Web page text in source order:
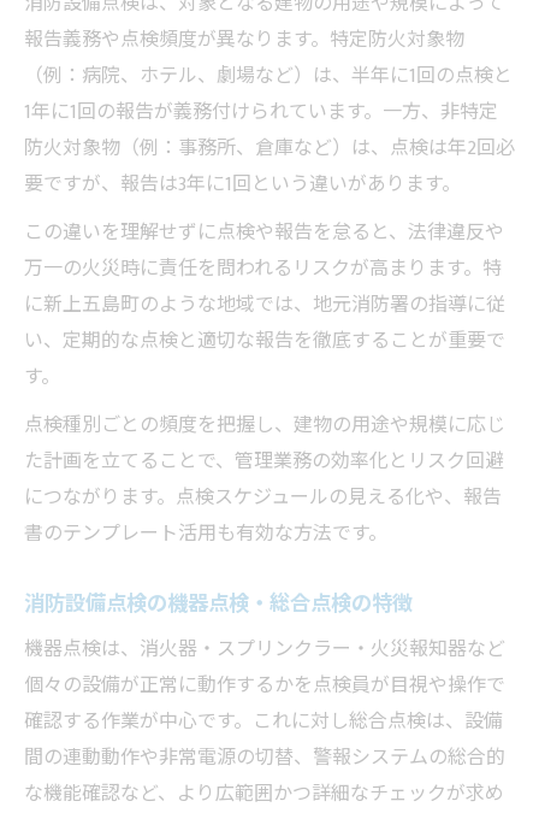
報告義務や点検頻度が異なります。特定防火対象物
（例：病院、ホテル、劇場など）は、半年に1回の点検と
1年に1回の報告が義務付けられています。一方、非特定
防火対象物（例：事務所、倉庫など）は、点検は年2回必
要ですが、報告は3年に1回という違いがあります。
この違いを理解せずに点検や報告を怠ると、法律違反や
万一の火災時に責任を問われるリスクが高まります。特
に新上五島町のような地域では、地元消防署の指導に従
い、定期的な点検と適切な報告を徹底することが重要で
す。
点検種別ごとの頻度を把握し、建物の用途や規模に応じ
た計画を立てることで、管理業務の効率化とリスク回避
につながります。点検スケジュールの見える化や、報告
書のテンプレート活用も有効な方法です。
消防設備点検の機器点検・総合点検の特徴
機器点検は、消火器・スプリンクラー・火災報知器など
個々の設備が正常に動作するかを点検員が目視や操作で
確認する作業が中心です。これに対し総合点検は、設備
間の連動動作や非常電源の切替、警報システムの総合的
な機能確認など、より広範囲かつ詳細なチェックが求め